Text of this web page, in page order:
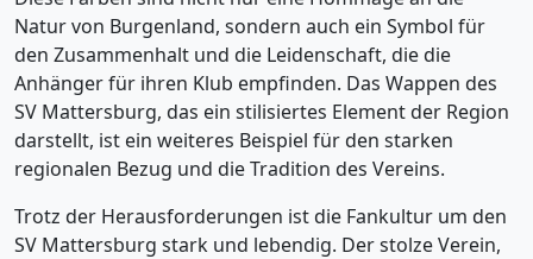
Natur von Burgenland, sondern auch ein Symbol für
den Zusammenhalt und die Leidenschaft, die die
Anhänger für ihren Klub empfinden. Das Wappen des
SV Mattersburg, das ein stilisiertes Element der Region
darstellt, ist ein weiteres Beispiel für den starken
regionalen Bezug und die Tradition des Vereins.
Trotz der Herausforderungen ist die Fankultur um den
SV Mattersburg stark und lebendig. Der stolze Verein,